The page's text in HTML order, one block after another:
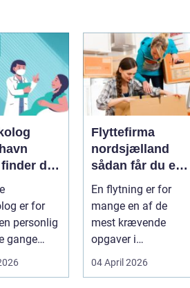
du
er for
personlig
gange
både føle
Flyttefirma
nordsjælland
sådan får du en
tryg og effektiv
flytning
En flytning er for
mange en af de
mest krævende
opgaver i
hverdagen. Der er
meget at holde styr
04 April 2026